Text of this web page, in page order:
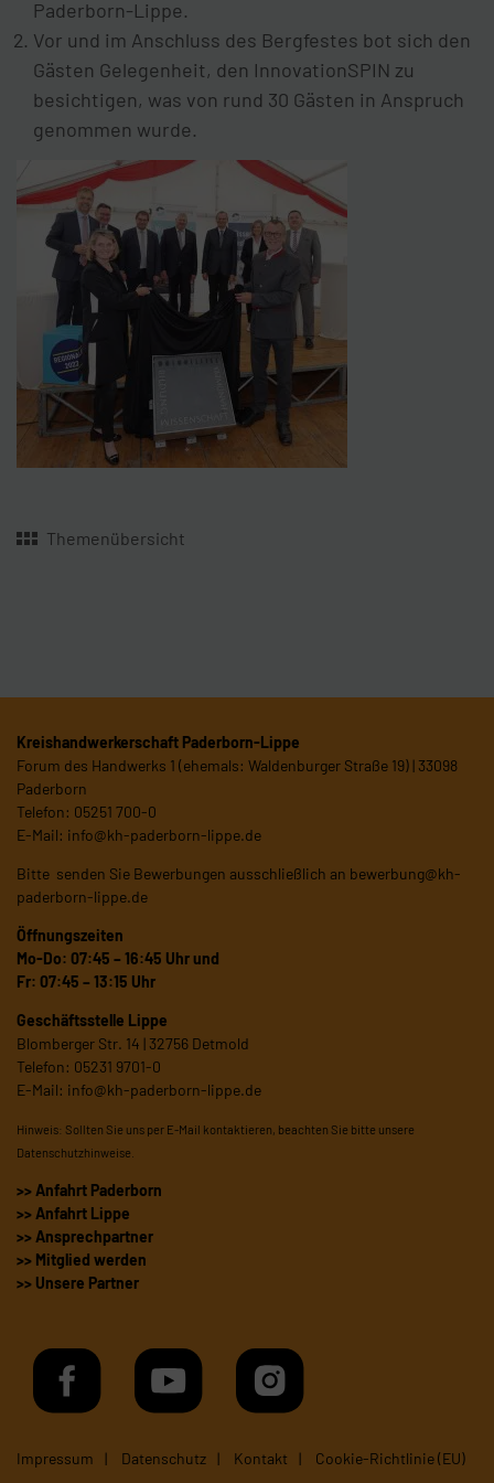
Paderborn-Lippe.
Vor und im Anschluss des Bergfestes bot sich den
Gästen Gelegenheit, den InnovationSPIN zu
besichtigen, was von rund 30 Gästen in Anspruch
genommen wurde.
Themenübersicht
Kreishandwerkerschaft Paderborn-Lippe
Forum des Handwerks 1 (ehemals: Waldenburger Straße 19) | 33098
Paderborn
Telefon: 05251 700-0
E-Mail: info@kh-paderborn-lippe.de
Bitte senden Sie Bewerbungen ausschließlich an bewerbung@kh-
paderborn-lippe.de
Öffnungszeiten
Mo-Do: 07:45 – 16:45 Uhr und
Fr: 07:45 – 13:15 Uhr
Geschäftsstelle Lippe
Blomberger Str. 14 | 32756 Detmold
Telefon: 05231 9701-0
E-Mail: info@kh-paderborn-lippe.de
Hinweis: Sollten Sie uns per E-Mail kontaktieren, beachten Sie bitte unsere
Datenschutzhinweise
>> Anfahrt Paderborn
>> Anfahrt Lippe
>> Ansprechpartner
>> Mitglied werden
>> Unsere Partner
Impressum Datenschutz Kontakt Cookie-Richtlinie (EU)